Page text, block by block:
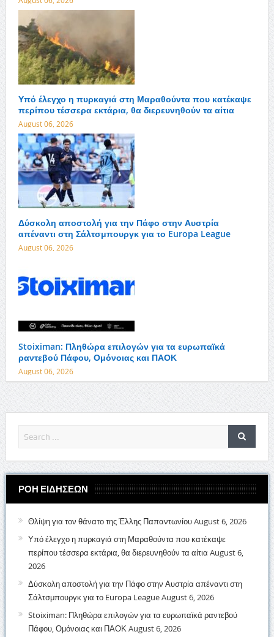
Υπό έλεγχο η πυρκαγιά στη Μαραθούντα που κατέκαψε
περίπου τέσσερα εκτάρια, θα διερευνηθούν τα αίτια
August 06, 2026
Δύσκολη αποστολή για την Πάφο στην Αυστρία
απέναντι στη Σάλτσμπουργκ για το Europa League
August 06, 2026
Stoiximan: Πληθώρα επιλογών για τα ευρωπαϊκά
ραντεβού Πάφου, Ομόνοιας και ΠΑΟΚ
August 06, 2026
ΡΟΗ ΕΙΔΗΣΕΩΝ
Θλίψη για τον θάνατο της Έλλης ΠαπαντωνίουAugust 6, 2026
Υπό έλεγχο η πυρκαγιά στη Μαραθούντα που κατέκαψε
περίπου τέσσερα εκτάρια, θα διερευνηθούν τα αίτια August 6,
2026
Δύσκολη αποστολή για την Πάφο στην Αυστρία απέναντι στη
Σάλτσμπουργκ για το Europa LeagueAugust 6, 2026
Stoiximan: Πληθώρα επιλογών για τα ευρωπαϊκά ραντεβού
Πάφου, Ομόνοιας και ΠΑΟΚAugust 6, 2026